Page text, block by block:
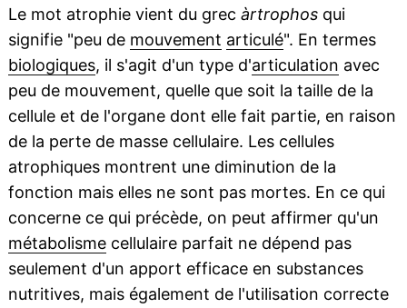
Le mot atrophie vient du grec àrtrophosqui
signifie "peu de mouvement articulé". En termes
biologiques, il s'agit d'un type d'articulation avec
peu de mouvement, quelle que soit la taille de la
cellule et de l'organe dont elle fait partie, en raison
de la perte de masse cellulaire. Les cellules
atrophiques montrent une diminution de la
fonction mais elles ne sont pas mortes. En ce qui
concerne ce qui précède, on peut affirmer qu'un
métabolismecellulaire parfait ne dépend pas
seulement d'un apport efficace en substances
nutritives, mais également de l'utilisation correcte